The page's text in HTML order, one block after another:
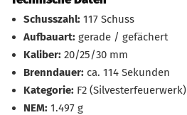
Schusszahl: 117 Schuss
Aufbauart: gerade / gefächert
Kaliber: 20/25/30 mm
Brenndauer: ca. 114 Sekunden
Kategorie: F2 (Silvesterfeuerwerk)
NEM: 1.497 g